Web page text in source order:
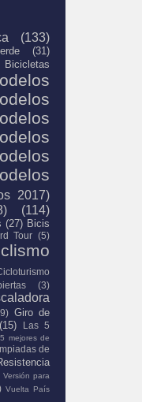
(133)
(31)
Bicicletas
2017)
(114)
(27) Bicis
Tour (5)
(3)
Giro de
(15)
Las 5
mejores de
de
Versión para
Vuelta País